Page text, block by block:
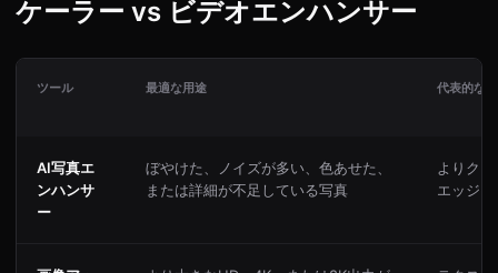
ケーラー vs ビデオエンハンサー
ツール 最適な用途 代表的な
AI写真エ
ンハンサ
ー
ぼやけた、ノイズが多い、色あせた、
または詳細が不足している写真
よりク
エッジ